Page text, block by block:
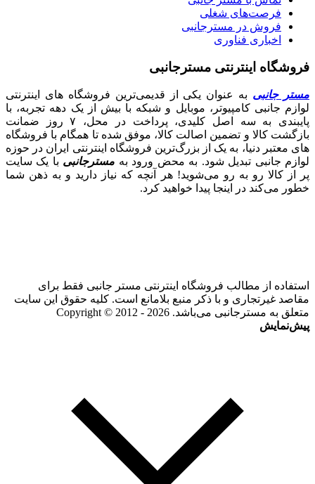
فرصت‌های شغلی
فروش در مسترجانبی
اخباری فناوری
فروشگاه اینترنتی مسترجانبی
مستر جانبی به عنوان یکی از قدیمی‌ترین فروشگاه های اینترنتی
لوازم جانبی کامپیوتر، موبایل و شبکه با بیش از یک دهه تجربه، با
پایبندی به سه اصل کلیدی، پرداخت در محل، ۷ روز ضمانت
بازگشت کالا و تضمین اصالت کالا، موفق شده تا همگام با فروشگاه‌
های معتبر دنیا، به یک از بزرگ‌ترین فروشگاه اینترنتی ایران در حوزه
لوازم جانبی تبدیل شود. به محض ورود به مسترجانبی با یک سایت
پر از کالا رو به رو می‌شوید! هر آنچه که نیاز دارید و به ذهن شما
خطور می‌کند در اینجا پیدا خواهید کرد.
استفاده از مطالب فروشگاه اینترنتی مستر جانبی فقط برای
مقاصد غیرتجاری و با ذکر منبع بلامانع است. کلیه حقوق این سایت
متعلق به مسترجانبی می‌باشد. Copyright © 2012 - 2026
پیش‌نمایش